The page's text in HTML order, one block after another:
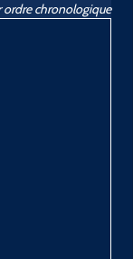
ordre chronologique